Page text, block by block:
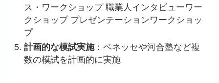
ス・ワークショップ 職業人インタビューワー
クショップ プレゼンテーションワークショッ
プ
計画的な模試実施：ベネッセや河合塾など複
数の模試を計画的に実施